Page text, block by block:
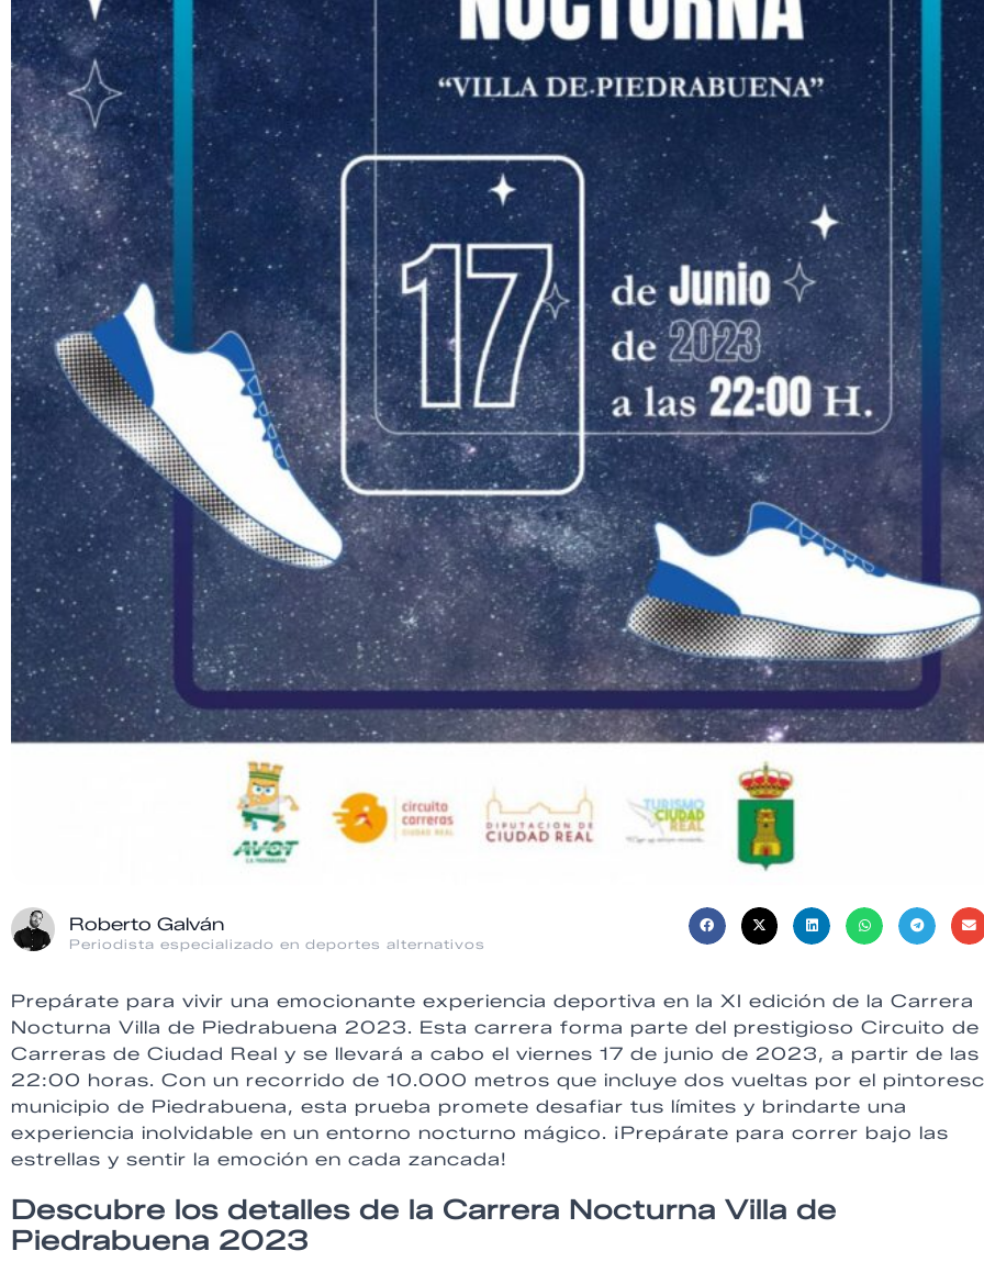
Roberto Galván
Periodista especializado en deportes alternativos
Prepárate para vivir una emocionante experiencia deportiva en la XI edición de la Carrera
Nocturna Villa de Piedrabuena 2023. Esta carrera forma parte del prestigioso Circuito de
Carreras de Ciudad Real y se llevará a cabo el viernes 17 de junio de 2023, a partir de las
22:00 horas. Con un recorrido de 10.000 metros que incluye dos vueltas por el
municipio de Piedrabuena, esta prueba promete desafiar tus límites y brindarte una
experiencia inolvidable en un entorno nocturno mágico. ¡Prepárate para correr bajo las
estrellas y sentir la emoción en cada zancada!
Descubre los detalles de la Carrera Nocturna Villa de
Piedrabuena 2023